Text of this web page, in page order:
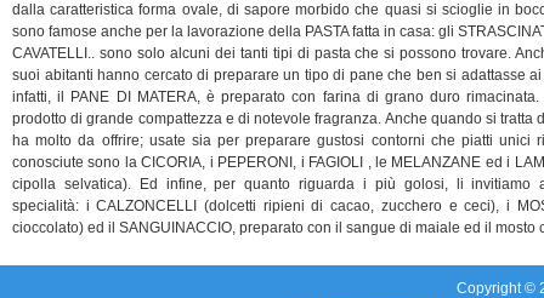
dalla caratteristica forma ovale, di sapore morbido che quasi si scioglie in
sono famose anche per la lavorazione della PASTA fatta in casa: gli
CAVATELLI.. sono solo alcuni dei tanti tipi di pasta che si possono trovare.
suoi abitanti hanno cercato di preparare un tipo di pane che ben si adattasse
infatti, il PANE DI MATERA, è preparato con farina di grano duro
prodotto di grande compattezza e di notevole fragranza. Anche quando si tratta
ha molto da offrire; usate sia per preparare gustosi contorni che piatti unici
conosciute sono la CICORIA, i PEPERONI, i FAGIOLI , le MELANZANE ed i
cipolla selvatica). Ed infine, per quanto riguarda i più golosi, li invitiamo
specialità: i CALZONCELLI (dolcetti ripieni di cacao, zucchero e ceci), i
cioccolato) ed il SANGUINACCIO, preparato con il sangue di maiale ed il mosto
Copyright ©